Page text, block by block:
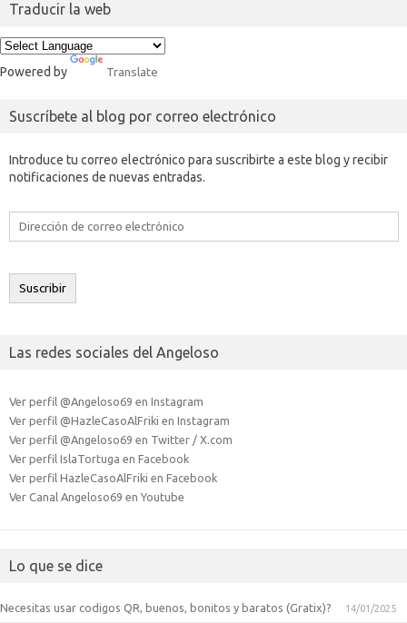
Traducir la web
Powered by Translate
Suscríbete al blog por correo electrónico
Introduce tu correo electrónico para suscribirte a este blog y recibir
notificaciones de nuevas entradas.
Dirección
electrónico
Suscribir
Las redes sociales del Angeloso
Ver perfil @Angeloso69 en Instagram
Ver perfil @HazleCasoAlFriki en Instagram
Ver perfil @Angeloso69 en Twitter / X.com
Ver perfil IslaTortuga en Facebook
Ver perfil HazleCasoAlFriki en Facebook
Ver Canal Angeloso69 en Youtube
Lo que se dice
Necesitas usar codigos QR, buenos, bonitos y baratos (Gratix)? 14/01/2025